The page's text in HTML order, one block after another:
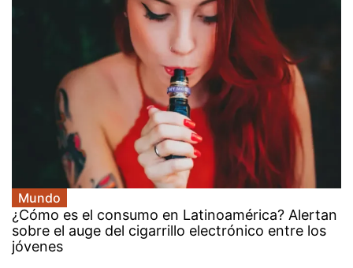
Mundo
¿Cómo es el consumo en Latinoamérica? Alertan
sobre el auge del cigarrillo electrónico entre los
jóvenes